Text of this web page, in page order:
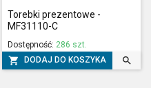
Torebki prezentowe -
MF31110-C
Dostępność: 286 szt.
 DODAJ DO KOSZYKA 